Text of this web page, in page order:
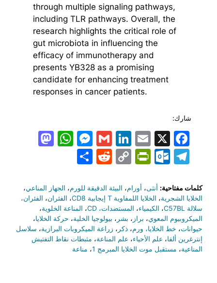
through multiple signaling pathways,
including TLR pathways. Overall, the
research highlights the critical role of
gut microbiota in influencing the
efficacy of immunotherapy and
presents YB328 as a promising
candidate for enhancing treatment
responses in cancer patients.
شارك:
Facebook
X
Email
LinkedIn
Gmail
Telegram
Outlook.com
PrintFriendly
Copy
Reddit
Share
كلمات مفتاحية: أنثى، أورام، البيئة الدقيقة للورم، الجهاز المناعي،
الخلايا الشجرية، الخلايا اللمفاوية T إيجابية CD8 ، الفئران، الفئران،
سلالة C57BL
، الكيمياء، المستضدات، CD ، المناعة الخلوية،
الميكروبيوم المعوي، براز ، بشر ، بيولوجيا الخلية، حركة الخلايا،
حيوانات، خط الخلايا، ورم،ذكر ، زراعة الميكروبات البرازية، سلاسل
إنترغرين ألفا، علم الأحياء، علم المناعة، مثبطات نقاط التفتيش
المناعية، مستقبل موت الخلايا المبرمج 1 ، مناعة